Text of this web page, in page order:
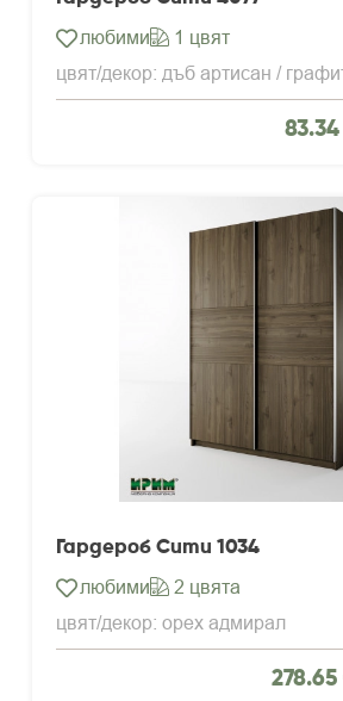
любими
1 цвят
цвят/декор: дъб артисан /
Гардероб Сити 1034
любими
2 цвята
цвят/декор: орех адмирал